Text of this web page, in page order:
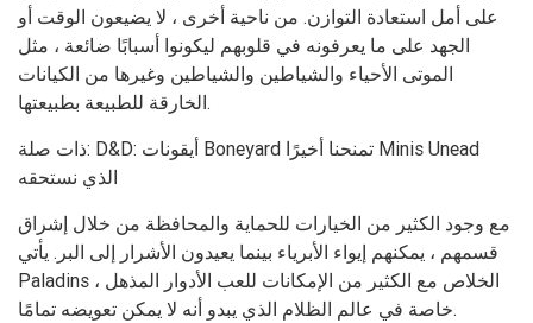
على أمل استعادة التوازن. من ناحية أخرى ، لا يضيعون الوقت أو
الجهد على ما يعرفونه في قلوبهم ليكونوا أسبابًا ضائعة ، مثل
الموتى الأحياء والشياطين والشياطين وغيرها من الكيانات
الخارقة للطبيعة بطبيعتها.
ذات صلة: D&D: أيقونات Boneyard تمنحنا أخيرًا Minis Unead
الذي نستحقه
مع وجود الكثير من الخيارات للحماية والمحافظة من خلال إشراق
قسمهم ، يمكنهم إيواء الأبرياء بينما يعيدون الأشرار إلى البر. يأتي
Paladins الخلاص مع الكثير من الإمكانات للعب الأدوار المذهل ،
خاصة في عالم الظلام الذي يبدو أنه لا يمكن تعويضه تمامًا.